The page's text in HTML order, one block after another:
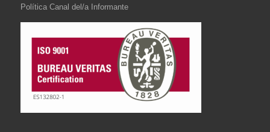
Política Canal del/a Informante